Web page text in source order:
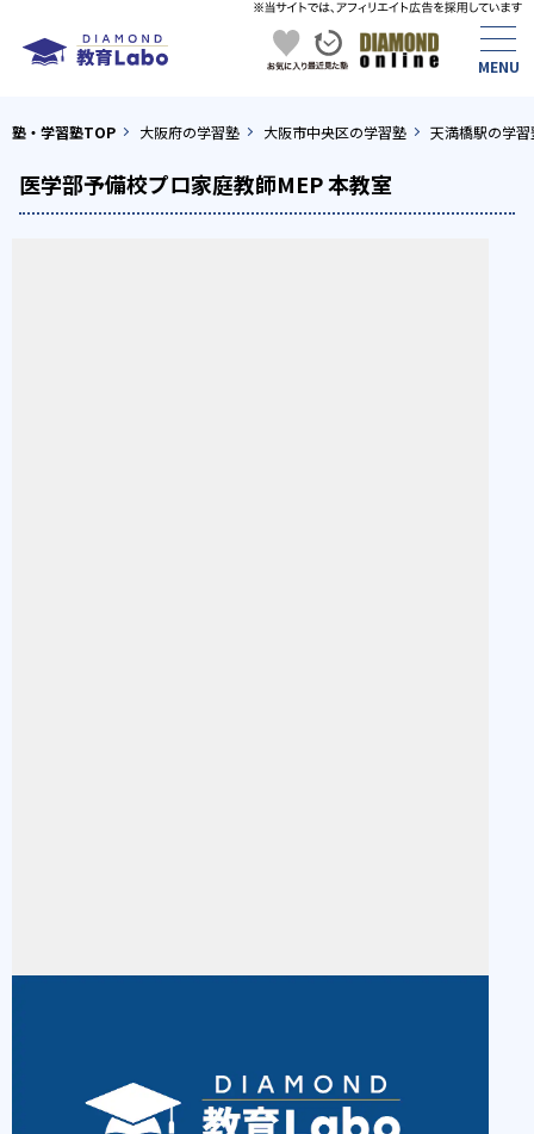
塾・学習塾TOP 大阪府の学習塾 大阪市中央区の学習塾 天満橋駅の学習
医学部予備校プロ家庭教師MEP 本教室